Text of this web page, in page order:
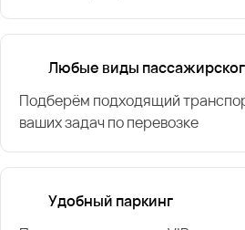
Любые виды
Подберём подходящий
ваших задач по перевозке
Удобный паркинг